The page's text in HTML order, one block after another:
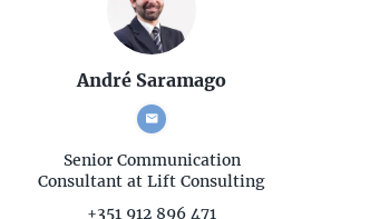
André Saramago
Senior Communication
Consultant at Lift Consulting
+351 912 896 471